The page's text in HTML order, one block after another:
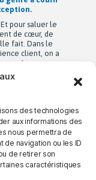
des technologies
aux informations des
nous permettra de
navigation ou les ID
de retirer son
caractéristiques
une nouvelle
à une entreprise
dans son
Mais au-
une culture
la
Cette